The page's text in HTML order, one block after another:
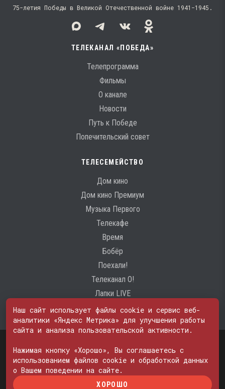
75-летия Победы в Великой Отечественной войне 1941−1945.
ТЕЛЕКАНАЛ «ПОБЕДА»
Телепрограмма
Фильмы
О канале
Новости
Путь к Победе
Попечительский совет
ТЕЛЕСЕМЕЙСТВО
Дом кино
Дом кино Премиум
Музыка Первого
Телекафе
Время
Бобёр
Поехали!
Телеканал О!
Лапки LIVE
№ ФС 77 - 74600
© 2000—2026. Редакция телеканала «ПОБЕДА». Все права на любые
материалы, опубликованные на сайте, защищены. Любое
использование материалов возможно только с согласия Редакции
телеканала.
Наш сайт использует файлы cookie и сервис веб-
аналитики «Яндекс Метрика» для улучшения работы
сайта и анализа пользовательской активности.
Нажимая кнопку «Хорошо», Вы соглашаетесь с
использованием файлов cookie и обработкой данных
о Вашем поведении на сайте.
ХОРОШО